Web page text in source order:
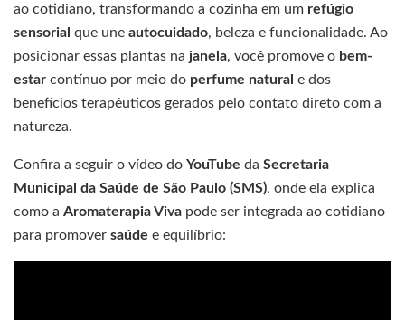
ao cotidiano, transformando a cozinha em um refúgio
sensorial que une autocuidado, beleza e funcionalidade. Ao
posicionar essas plantas na janela, você promove o bem-
estar contínuo por meio do perfume natural e dos
benefícios terapêuticos gerados pelo contato direto com a
natureza.
Confira a seguir o vídeo do YouTube da Secretaria
Municipal da Saúde de São Paulo (SMS), onde ela explica
como a Aromaterapia Viva pode ser integrada ao cotidiano
para promover saúde e equilíbrio: